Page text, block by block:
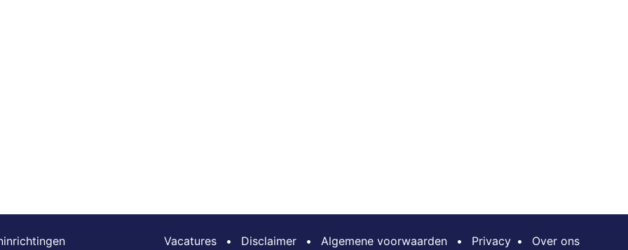
Vacatures • Disclaimer • Algemene voorwaarden • Privacy • Over ons